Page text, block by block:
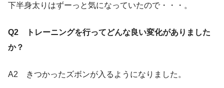
下半身太りはずーっと気になっていたので・・・。
Q2 トレーニングを行ってどんな良い変化がありました
か？
A2 きつかったズボンが入るようになりました。